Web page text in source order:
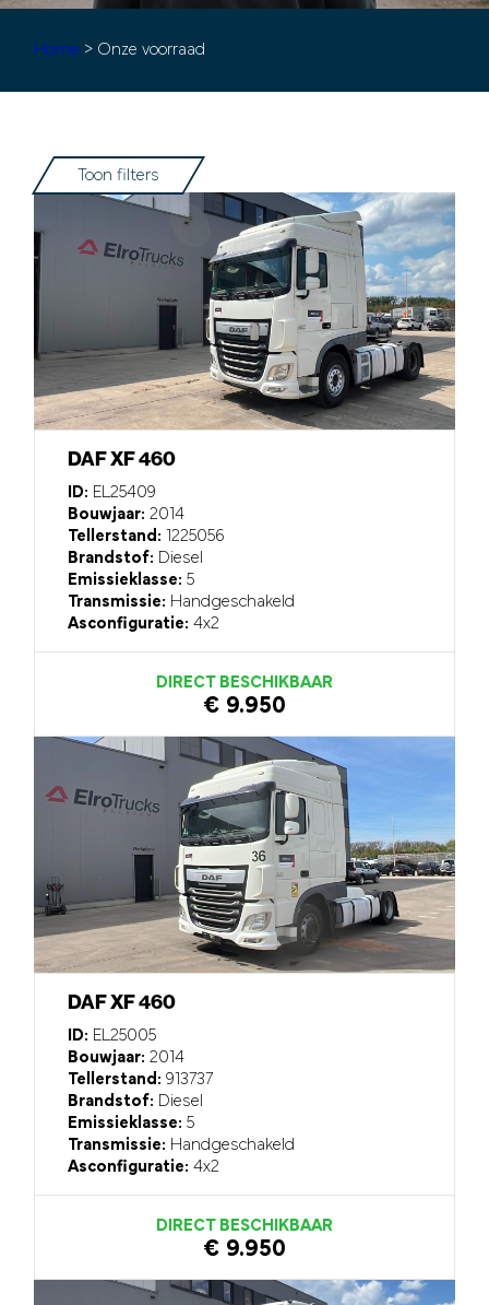
Home > Onze voorraad
Toon filters
DAF XF 460
ID: EL25409
Bouwjaar: 2014
Tellerstand: 1225056
Brandstof: Diesel
Emissieklasse: 5
Transmissie: Handgeschakeld
Asconfiguratie: 4x2
DIRECT BESCHIKBAAR
€ 9.950
DAF XF 460
ID: EL25005
Bouwjaar: 2014
Tellerstand: 913737
Brandstof: Diesel
Emissieklasse: 5
Transmissie: Handgeschakeld
Asconfiguratie: 4x2
DIRECT BESCHIKBAAR
€ 9.950